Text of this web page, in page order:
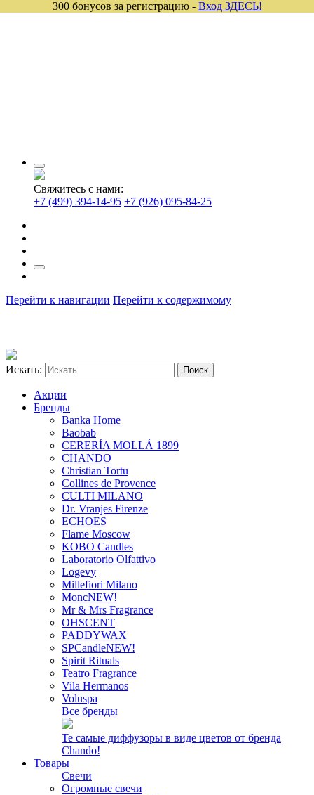
Свяжитесь с нами:
+7 (499) 394-14-95 +7 (926) 095-84-25
Перейти к навигации Перейти к содержимому
Искать:
Акции
Бренды
Banka Home
Baobab
CERERÍA MOLLÁ 1899
CHANDO
Christian Tortu
Collines de Provence
CULTI MILANO
Dr. Vranjes Firenze
ECHOES
Flame Moscow
KOBO Candles
Laboratorio Olfattivo
Logevy
Millefiori Milano
MoncNEW!
Mr & Mrs Fragrance
OHSCENT
PADDYWAX
SPCandleNEW!
Spirit Rituals
Teatro Fragrance
Vila Hermanos
Voluspa
Все бренды
Те самые диффузоры в виде цветов от бренда
Chando!
Товары
Свечи
Огромные свечи
300 бонусов за регистрацию - Вход ЗДЕСЬ!